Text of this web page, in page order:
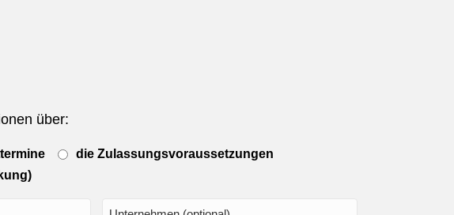
über:
die Zulassungsvoraussetzungen
Unternehmen